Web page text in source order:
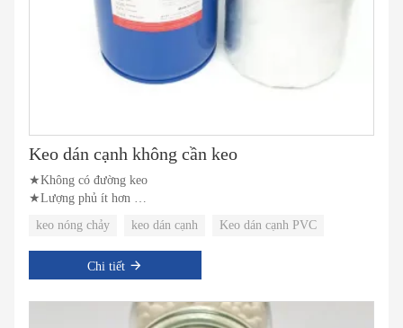
Keo dán cạnh không cần keo
★Không có đường keo
★Lượng phủ ít hơn
keo nóng chảy keo dán cạnh Keo dán cạnh PVC
Chi tiết